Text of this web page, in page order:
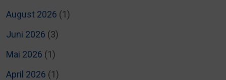
August 2026 (1)
Juni 2026 (3)
Mai 2026 (1)
April 2026 (1)